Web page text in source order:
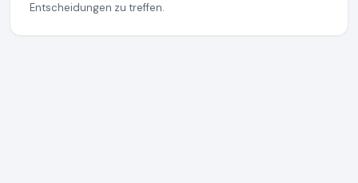
Entscheidungen zu treffen.